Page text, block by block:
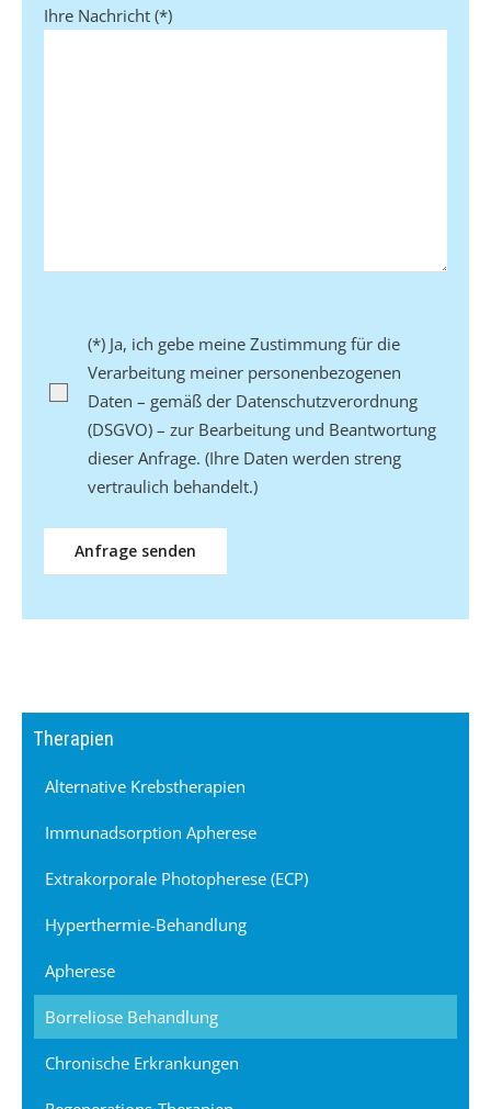
Ihre Nachricht (*)
(*) Ja, ich gebe meine Zustimmung für die
Verarbeitung meiner personenbezogenen
Daten – gemäß der Datenschutzverordnung
(DSGVO) – zur Bearbeitung und Beantwortung
dieser Anfrage. (Ihre Daten werden streng
vertraulich behandelt.)
Therapien
Alternative Krebstherapien
Immunadsorption Apherese
Extrakorporale Photopherese (ECP)
Hyperthermie-Behandlung
Apherese
Borreliose Behandlung
Chronische Erkrankungen